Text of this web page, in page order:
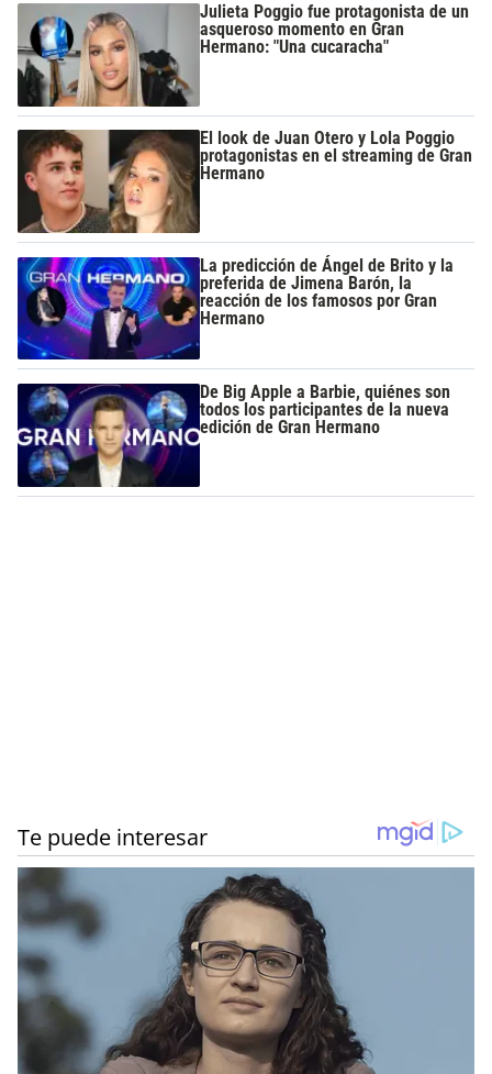
Julieta Poggio fue protagonista de un
asqueroso momento en Gran
Hermano: "Una cucaracha"
El look de Juan Otero y Lola Poggio
protagonistas en el streaming de Gran
Hermano
La predicción de Ángel de Brito y la
preferida de Jimena Barón, la
reacción de los famosos por Gran
Hermano
De Big Apple a Barbie, quiénes son
todos los participantes de la nueva
edición de Gran Hermano